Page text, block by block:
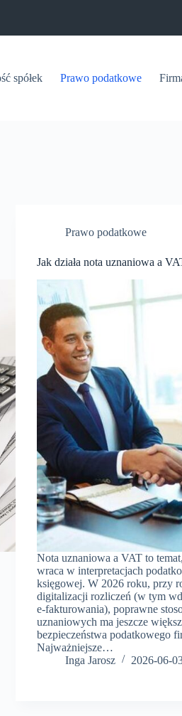
spółek Prawo podatkowe
Prawo podatkowe
Jak działa nota uznaniowa a
Nota uznaniowa a VAT to
wraca w interpretacjach
księgowej. W 2026 roku, przy
digitalizacji rozliczeń (w tym
e-fakturowania), poprawne
uznaniowych ma jeszcze
bezpieczeństwa podatkowego
Najważniejsze…
Inga Jarosz
2026-06-